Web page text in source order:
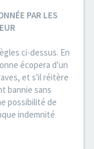
PAR LES
ci-dessus. En
écopera d'un
et s'il réitère
bannie sans
possibilité de
indemnité